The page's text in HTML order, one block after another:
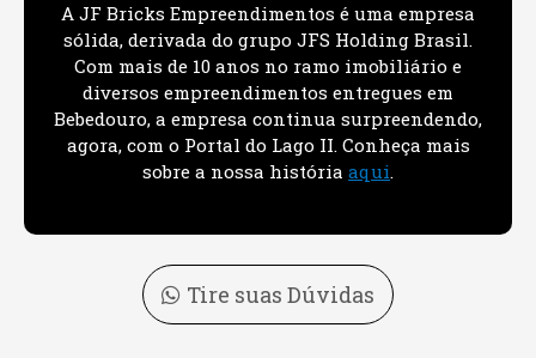
A JF Bricks Empreendimentos é uma empresa
sólida, derivada do grupo JFS Holding Brasil.
Com mais de 10 anos no ramo imobiliário e
diversos empreendimentos entregues em
Bebedouro, a empresa continua surpreendendo,
agora, com o Portal do Lago II. Conheça mais
sobre a nossa história aqui.
Tire suas Dúvidas